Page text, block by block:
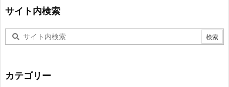
サイト内検索
カテゴリー